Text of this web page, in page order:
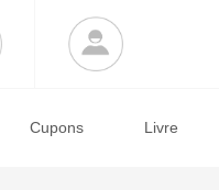
Cupons Livre